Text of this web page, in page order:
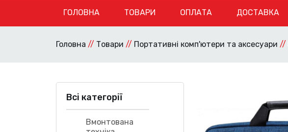
ГОЛОВНА ТОВАРИ ОПЛАТА ДОСТАВКА
Головна // Товари // Портативні комп'ютери та аксесуари //
Всі категорії
Вмонтована